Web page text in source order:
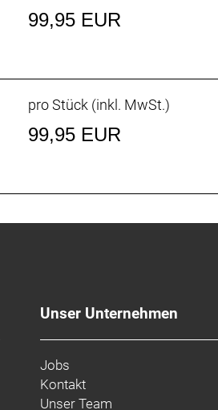
99,95 EUR
pro Stück (inkl. MwSt.)
99,95 EUR
Unser Unternehmen
Jobs
Kontakt
Unser Team